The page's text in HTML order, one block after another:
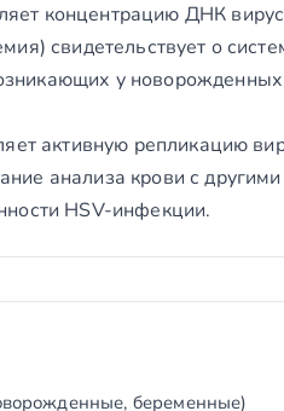
концентрацию ДНК
свидетельствует о
у
активную репликацию
анализа крови с
HSV-инфекции.
беременные)